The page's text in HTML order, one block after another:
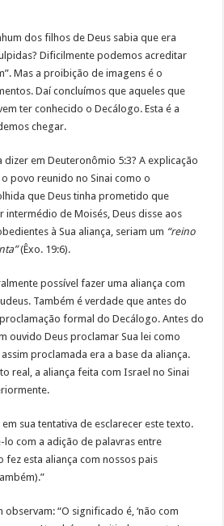
dos filhos de Deus sabia que era
Dificilmente podemos acreditar
Mas a proibição de imagens é o
Daí concluímos que aqueles que
ter conhecido o Decálogo. Esta é a
chegar.
dizer em Deuteronômio 5:3? A explicação
povo reunido no Sinai como o
que Deus tinha prometido que
intermédio de Moisés, Deus disse aos
à Sua aliança, seriam um “reino
(Êxo. 19:6).
possível fazer uma aliança com
Também é verdade que antes do
formal do Decálogo. Antes do
ouvido Deus proclamar Sua lei como
proclamada era a base da aliança.
real, a aliança feita com Israel no Sinai
sua tentativa de esclarecer este texto.
com a adição de palavras entre
fez esta aliança com nossos pais
observam: “O significado é, ‘não com